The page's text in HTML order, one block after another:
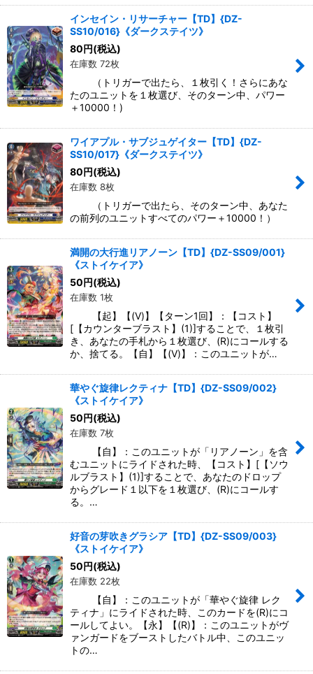
インセイン・リサーチャー【TD】{DZ-
SS10/016}《ダークステイツ》
80円(税込)
在庫数 72枚
（トリガーで出たら、１枚引く！さらにあな
たのユニットを１枚選び、そのターン中、パワー
＋10000！)
ワイアプル・サブジュゲイター【TD】{DZ-
SS10/017}《ダークステイツ》
80円(税込)
在庫数 8枚
（トリガーで出たら、そのターン中、あなた
の前列のユニットすべてのパワー＋10000！）
満開の大行進リアノーン【TD】{DZ-SS09/001}
《ストイケイア》
50円(税込)
在庫数 1枚
【起】【(V)】【ターン1回】：【コスト】
[【カウンターブラスト】(1)]することで、１枚引
き、あなたの手札から１枚選び、(R)にコールする
か、捨てる。【自】【(V)】：このユニットが…
華やぐ旋律レクティナ【TD】{DZ-SS09/002}
《ストイケイア》
50円(税込)
在庫数 7枚
【自】：このユニットが「リアノーン」を含
むユニットにライドされた時、【コスト】[【ソウ
ルブラスト】(1)]することで、あなたのドロップ
からグレード１以下を１枚選び、(R)にコールす
る。…
好音の芽吹きグラシア【TD】{DZ-SS09/003}
《ストイケイア》
50円(税込)
在庫数 22枚
【自】：このユニットが「華やぐ旋律 レク
ティナ」にライドされた時、このカードを(R)にコ
ールしてよい。【永】【(R)】：このユニットがヴ
ァンガードをブーストしたバトル中、このユニッ
トの…